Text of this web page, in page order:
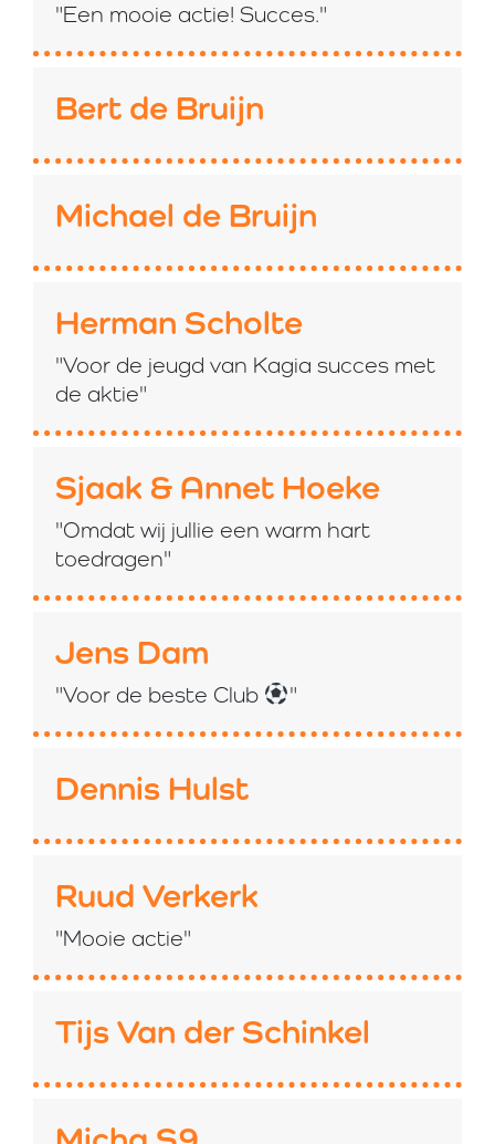
"Een mooie actie! Succes."
Bert de Bruijn
Michael de Bruijn
Herman Scholte
"Voor de jeugd van Kagia succes met
de aktie"
Sjaak & Annet Hoeke
"Omdat wij jullie een warm hart
toedragen"
Jens Dam
"Voor de beste Club "
Dennis Hulst
Ruud Verkerk
"Mooie actie"
Tijs Van der Schinkel